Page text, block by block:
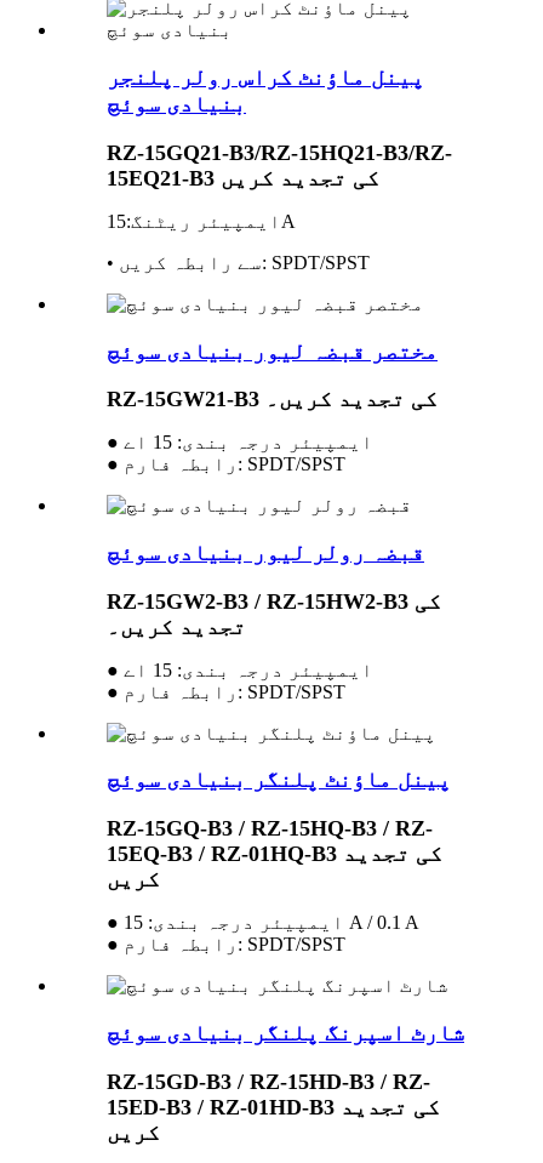
پینل ماؤنٹ کراس رولر پلنجر
بنیادی سوئچ
RZ-15GQ21-B3/RZ-15HQ21-B3/RZ-
15EQ21-B3 کی تجدید کریں
ایمپیئر ریٹنگ:15A
• سے رابطہ کریں: SPDT/SPST
مختصر قبضہ لیور بنیادی سوئچ
RZ-15GW21-B3 کی تجدید کریں۔
● ایمپیئر درجہ بندی: 15 اے
● رابطہ فارم: SPDT/SPST
قبضہ رولر لیور بنیادی سوئچ
RZ-15GW2-B3 / RZ-15HW2-B3 کی
تجدید کریں۔
● ایمپیئر درجہ بندی: 15 اے
● رابطہ فارم: SPDT/SPST
پینل ماؤنٹ پلنگر بنیادی سوئچ
RZ-15GQ-B3 / RZ-15HQ-B3 / RZ-
15EQ-B3 / RZ-01HQ-B3 کی تجدید
کریں
● ایمپیئر درجہ بندی: 15 A / 0.1 A
● رابطہ فارم: SPDT/SPST
شارٹ اسپرنگ پلنگر بنیادی سوئچ
RZ-15GD-B3 / RZ-15HD-B3 / RZ-
15ED-B3 / RZ-01HD-B3 کی تجدید
کریں